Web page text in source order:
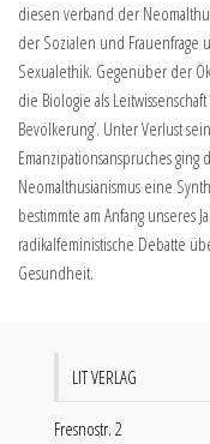
diesen verband der
der Sozialen und
Sexualethik. Gegenüber der
die Biologie als
Bevölkerung’. Unter Verlust
Emanzipationsanspruches ging
Neomalthusianismus eine
bestimmte am Anfang unseres
radikalfeministische Debatte
Gesundheit.
LIT VERLAG
Fresnostr. 2